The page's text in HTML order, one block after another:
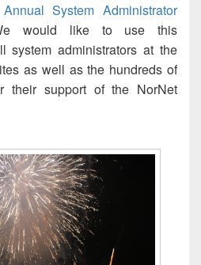
Annual System Administrator
would like to use this
system administrators at the
as well as the hundreds of
their support of the NorNet